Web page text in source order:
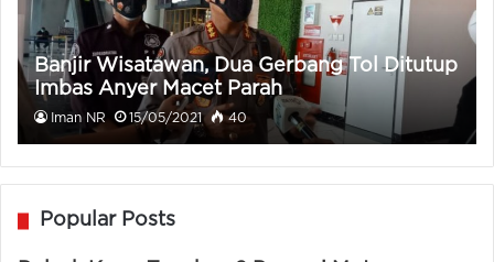
Banjir Wisatawan, Dua Gerbang Tol Ditutup
Imbas Anyer Macet Parah
Iman NR 15/05/2021 40
Popular Posts